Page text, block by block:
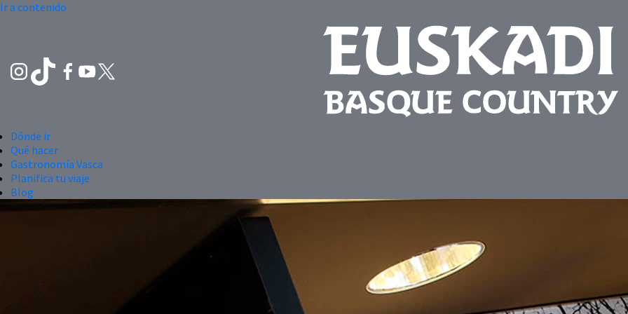
Ir a contenido
Dónde ir
Qué hacer
Gastronomía Vasca
Planifica tu viaje
Blog